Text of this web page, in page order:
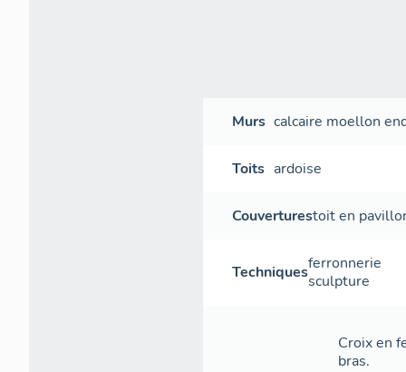
Murs calcaire moellon
Toits ardoise
Couverturestoit en
Techniquesferronnerie
sculpture
Croix en
bras.